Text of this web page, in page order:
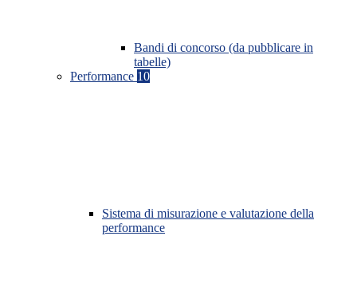
Bandi di concorso (da pubblicare in
tabelle)
Performance 10
Sistema di misurazione e valutazione della
performance